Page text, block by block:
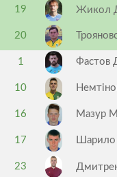
19 Жикол
20
1 Фастов
10
16 Мазур
17 Шарило
23